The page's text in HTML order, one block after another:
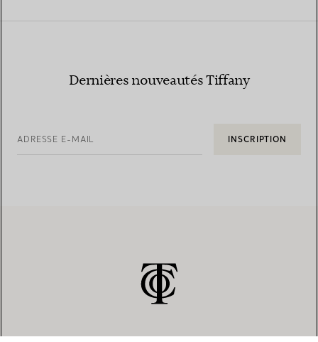
Dernières nouveautés Tiffany
ADRESSE E-MAIL INSCRIPTION